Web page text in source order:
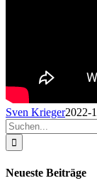
Sven Krieger2022-
Suche
nach:
Neueste Beiträge